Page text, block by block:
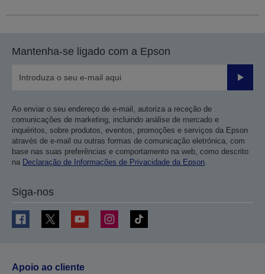
Mantenha-se ligado com a Epson
Enviar
Ao enviar o seu endereço de e-mail, autoriza a receção de
comunicações de marketing, incluindo análise de mercado e
inquéritos, sobre produtos, eventos, promoções e serviços da Epson
através de e-mail ou outras formas de comunicação eletrónica, com
base nas suas preferências e comportamento na web, como descrito
na Declaração de Informações de Privacidade da Epson.
Siga-nos
Apoio ao cliente